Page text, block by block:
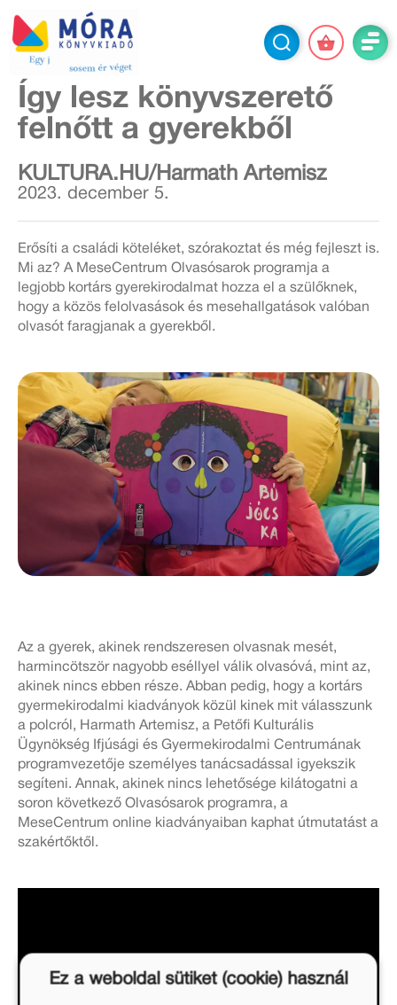
Így lesz könyvszerető
felnőtt a gyerekből
KULTURA.HU/Harmath Artemisz
2023. december 5.
Erősíti a családi köteléket, szórakoztat és még fejleszt is.
Mi az? A MeseCentrum Olvasósarok programja a
legjobb kortárs gyerekirodalmat hozza el a szülőknek,
hogy a közös felolvasások és mesehallgatások valóban
olvasót faragjanak a gyerekből.
Az a gyerek, akinek rendszeresen olvasnak mesét,
harmincötször nagyobb eséllyel válik olvasóvá, mint az,
akinek nincs ebben része. Abban pedig, hogy a kortárs
gyermekirodalmi kiadványok közül kinek mit válasszunk
a polcról, Harmath Artemisz, a Petőfi Kulturális
Ügynökség Ifjúsági és Gyermekirodalmi Centrumának
programvezetője személyes tanácsadással igyekszik
segíteni. Annak, akinek nincs lehetősége kilátogatni a
soron következő Olvasósarok programra, a
MeseCentrum online kiadványaiban kaphat útmutatást a
szakértőktől.
Ez a weboldal sütiket (cookie) használ